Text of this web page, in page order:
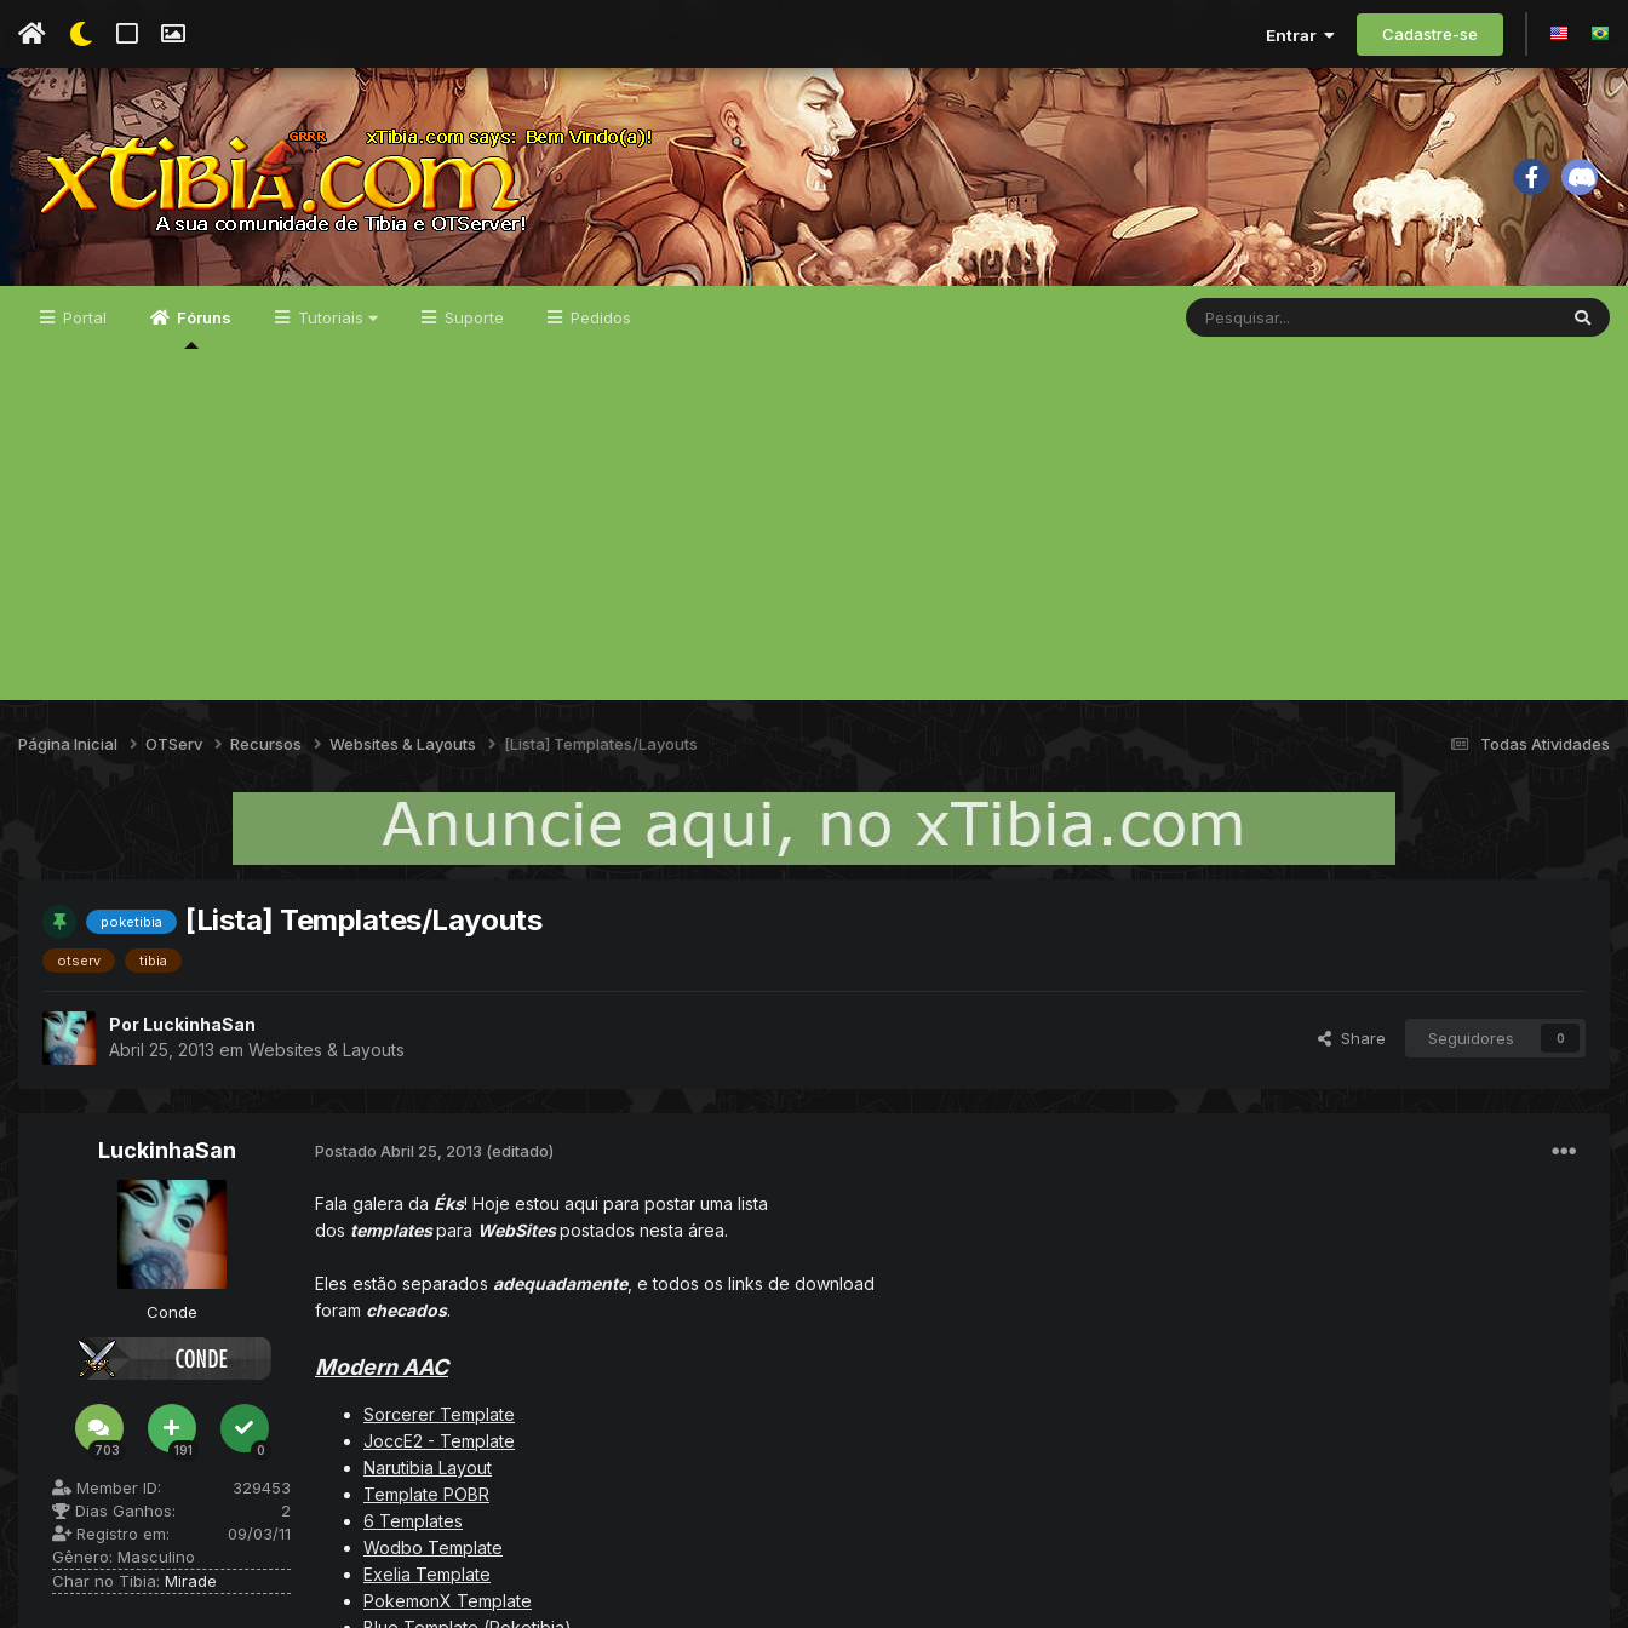
Entrar Cadastre-se
Portal Fóruns Tutoriais Suporte Pedidos
Todas Atividades
Página Inicial OTServ Recursos Websites & Layouts [Lista] Templates/Layouts
poketibia [Lista] Templates/Layouts
otserv tibia
Por LuckinhaSan
Abril 25, 2013 em Websites & Layouts
Share Seguidores 0
LuckinhaSan
Conde
703 191 0
Member ID:
329453
Dias Ganhos:
2
Registro em:
09/03/11
Gênero: Masculino
Char no Tibia: Mirade
Postado Abril 25, 2013 (editado)
Fala galera da Éks! Hoje estou aqui para postar uma lista
dos templatespara WebSitespostados nesta área.
Eles estão separados adequadamente, e todos os links de download
foram checados.
Modern AAC
Sorcerer Template
JoccE2 - Template
Narutibia Layout
Template POBR
6 Templates
Wodbo Template
Exelia Template
PokemonX Template